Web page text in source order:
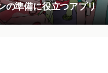
の準備に役立つアプリ